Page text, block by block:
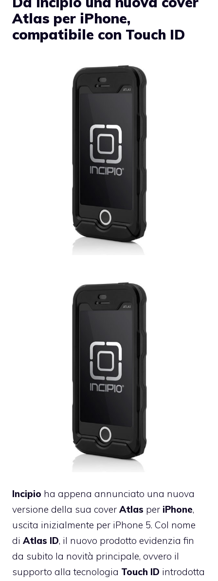
Atlas per iPhone,
compatibile con Touch ID
Incipio ha appena annunciato una nuova
versione della sua cover Atlas per iPhone,
uscita inizialmente per iPhone 5. Col nome
di Atlas ID, il nuovo prodotto evidenzia fin
da subito la novità principale, ovvero il
supporto alla tecnologia Touch ID introdotta